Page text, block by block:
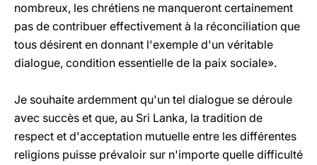
nombreux, les chrétiens ne manqueront certainement
pas de contribuer effectivement à la réconciliation que
tous désirent en donnant l'exemple d'un véritable
dialogue, condition essentielle de la paix sociale».
Je souhaite ardemment qu'un tel dialogue se déroule
avec succès et que, au Sri Lanka, la tradition de
respect et d'acceptation mutuelle entre les différentes
religions puisse prévaloir sur n'importe quelle difficulté